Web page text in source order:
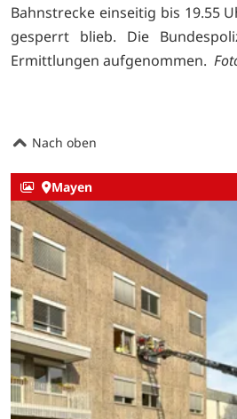
Bahnstrecke einseitig bis 19.55
gesperrt blieb. Die
Ermittlungen aufgenommen.
Nach oben
Mayen